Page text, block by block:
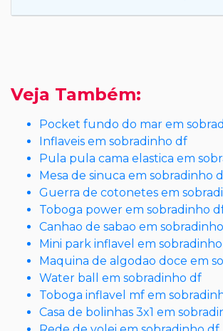
Veja Também:
Pocket fundo do mar em
Inflaveis em sobradinho df
Pula pula cama elastica em
Mesa de sinuca em sobradinho
Guerra de cotonetes em
Toboga power em sobradinho
Canhao de sabao em
Mini park inflavel em
Maquina de algodao doce em
Water ball em sobradinho df
Toboga inflavel mf em
Casa de bolinhas 3x1 em